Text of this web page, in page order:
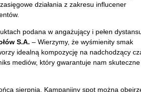
działania z zakresu influcener
podana w angażujący i pełen
S.A. – Wierzymy, że wyśmienity smak
idealną kompozycję na nadchodzący
mediów, który gwarantuje nam skuteczne
sierpnia. Kampanijny spot można